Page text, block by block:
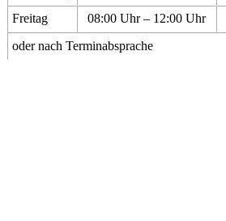
Freitag
08:00 Uhr – 12:00 Uhr
oder nach Terminabsprache